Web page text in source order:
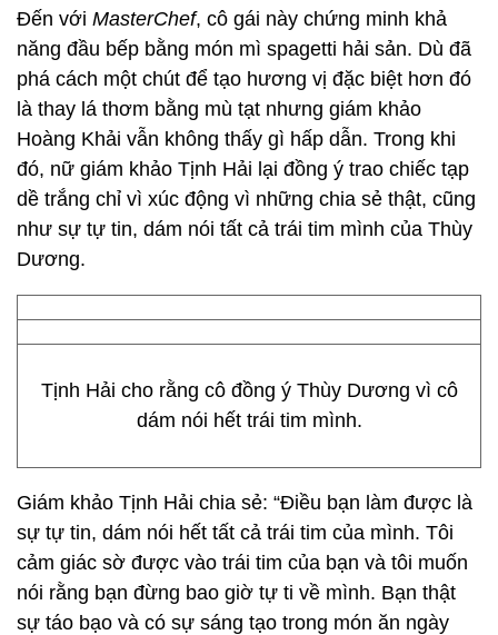
Đến với MasterChef, cô gái này chứng minh khả
năng đầu bếp bằng món mì spagetti hải sản. Dù đã
phá cách một chút để tạo hương vị đặc biệt hơn đó
là thay lá thơm bằng mù tạt nhưng giám khảo
Hoàng Khải vẫn không thấy gì hấp dẫn. Trong khi
đó, nữ giám khảo Tịnh Hải lại đồng ý trao chiếc tạp
dề trắng chỉ vì xúc động vì những chia sẻ thật, cũng
như sự tự tin, dám nói tất cả trái tim mình của Thùy
Dương.
Tịnh Hải cho rằng cô đồng ý Thùy Dương vì cô
dám nói hết trái tim mình.
Giám khảo Tịnh Hải chia sẻ: “Điều bạn làm được là
sự tự tin, dám nói hết tất cả trái tim của mình. Tôi
cảm giác sờ được vào trái tim của bạn và tôi muốn
nói rằng bạn đừng bao giờ tự ti về mình. Bạn thật
sự táo bạo và có sự sáng tạo trong món ăn ngày